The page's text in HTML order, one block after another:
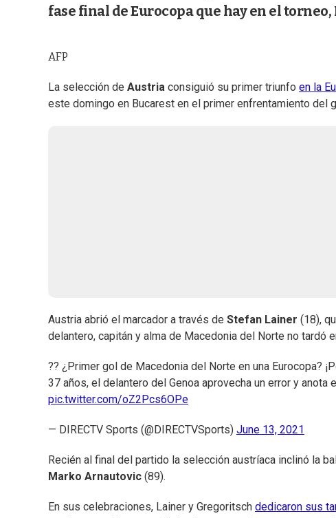
fase final de Eurocopa que hay en el
AFP
La selección de Austria consiguió su primer triunfo en la
este domingo en Bucarest en el primer enfrentamiento del
Austria abrió el marcador a través de Stefan Lainer (18),
delantero, capitán y alma de Macedonia del Norte no tardó
?? ¿Primer gol de Macedonia del Norte en una Eurocopa?
37 años, el delantero del Genoa aprovecha un error y anota
pic.twitter.com/oZ2Pcs6OPe
— DIRECTV Sports (@DIRECTVSports) June 13, 2021
Recién al final del partido la selección austríaca inclinó la
Marko Arnautovic (89).
En sus celebraciones, Lainer y Gregoritsch dedicaron sus